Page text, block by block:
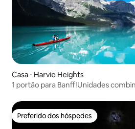
Casa ⋅ Harvie Heights
1 portão para Banff!Unidades
Preferido dos hóspedes
Preferido dos hóspedes